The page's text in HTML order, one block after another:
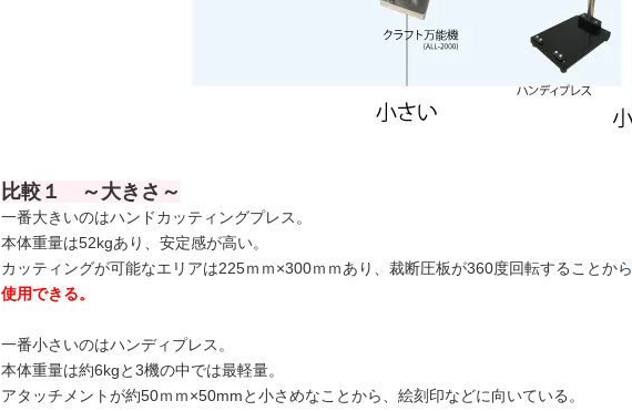
比較１ ～大きさ～
一番大きいのはハンドカッティングプレス。
本体重量は52kgあり、安定感が高い。
カッティングが可能なエリアは225ｍｍ×300ｍｍあり、裁断圧板が360度回転することから
使用できる。
一番小さいのはハンディプレス。
本体重量は約6kgと3機の中では最軽量。
アタッチメントが約50ｍｍ×50mmと小さめなことから、絵刻印などに向いている。